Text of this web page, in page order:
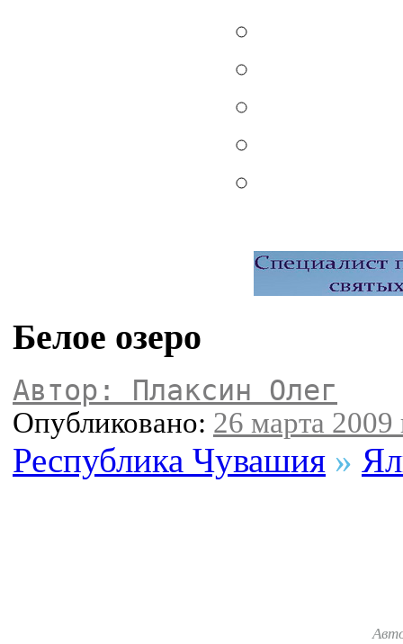
Белое озеро
Автор: Плаксин Олег
Опубликовано: 26 марта 2009
Республика Чувашия »